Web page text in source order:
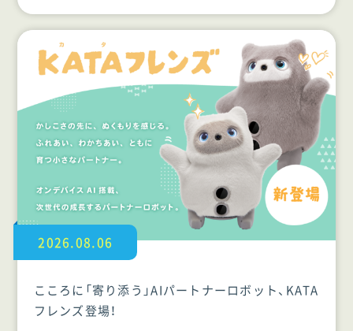
2026.08.06
こころに「寄り添う」AIパートナーロボット、KATA
フレンズ登場！